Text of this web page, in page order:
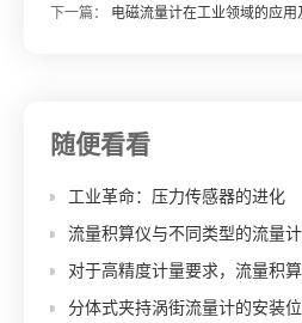
下一篇： 电磁流量计在工业领域的应用
随便看看
工业革命：压力传感器的进化
流量积算仪与不同类型的流量计的兼
对于高精度计量要求，流量积算仪需
分体式夹持涡街流量计的安装位置和